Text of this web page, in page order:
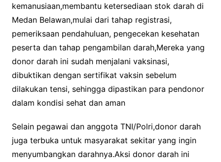
kemanusiaan,membantu ketersediaan stok darah di
Medan Belawan,mulai dari tahap registrasi,
pemeriksaan pendahuluan, pengecekan kesehatan
peserta dan tahap pengambilan darah,Mereka yang
donor darah ini sudah menjalani vaksinasi,
dibuktikan dengan sertifikat vaksin sebelum
dilakukan tensi, sehingga dipastikan para pendonor
dalam kondisi sehat dan aman
Selain pegawai dan anggota TNI/Polri,donor darah
juga terbuka untuk masyarakat sekitar yang ingin
menyumbangkan darahnya.Aksi donor darah ini